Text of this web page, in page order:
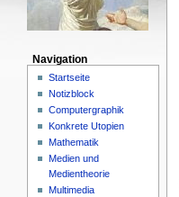
Navigation
Startseite
Notizblock
Computergraphik
Konkrete Utopien
Mathematik
Medien und
Medientheorie
Multimedia